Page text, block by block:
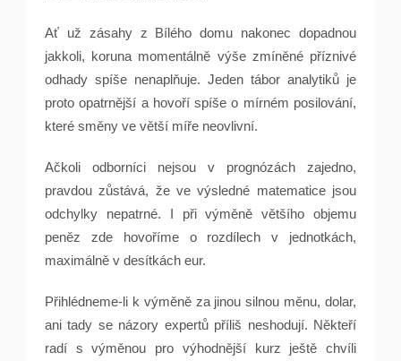
Ať už zásahy z Bílého domu nakonec dopadnou
jakkoli, koruna momentálně výše zmíněné příznivé
odhady spíše nenaplňuje. Jeden tábor analytiků je
proto opatrnější a hovoří spíše o mírném posilování,
které směny ve větší míře neovlivní.
Ačkoli odborníci nejsou v prognózách zajedno,
pravdou zůstává, že ve výsledné matematice jsou
odchylky nepatrné. I při výměně většího objemu
peněz zde hovoříme o rozdílech v jednotkách,
maximálně v desítkách eur.
Přihlédneme-li k výměně za jinou silnou měnu, dolar,
ani tady se názory expertů příliš neshodují. Někteří
radí s výměnou pro výhodnější kurz ještě chvíli